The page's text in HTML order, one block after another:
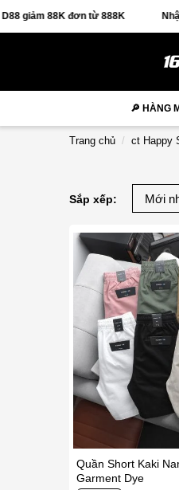
giảm 88K đơn từ 888K Nhập
🔎 HÀNG
Trang chủ ct Happy
Sắp xếp:
Quần Short Kaki
Garment Dye